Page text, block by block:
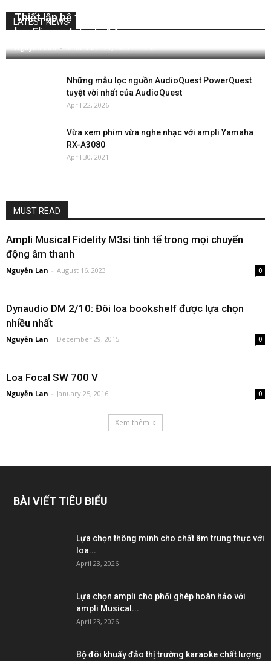
LATEST NEWS
Thiết lập hệ thống home theater dễ dàng hơn với
loa Elipson Infinite 14
Nguyễn Lan - September 21, 2020 0
Những mẫu lọc nguồn AudioQuest PowerQuest
tuyệt vời nhất của AudioQuest
April 22, 2026
Vừa xem phim vừa nghe nhạc với ampli Yamaha
RX-A3080
April 30, 2021
MUST READ
Ampli Musical Fidelity M3si tinh tế trong mọi chuyển
động âm thanh
Nguyễn Lan - August 16, 2023 0
Dynaudio DM 2/10: Đôi loa bookshelf được lựa chọn
nhiều nhất
Nguyễn Lan - December 29, 2015 0
Loa Focal SW 700 V
Nguyễn Lan - January 25, 2016 0
Xem thêm
BÀI VIẾT TIÊU BIỂU
Lựa chọn thông minh cho chất âm trung thực với
loa...
April 23, 2026
Lựa chọn ampli cho phối ghép hoàn hảo với
ampli Musical...
April 23, 2026
Bộ đôi khuấy đảo thị trường karaoke chất lượng